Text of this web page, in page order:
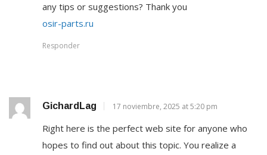
any tips or suggestions? Thank you
osir-parts.ru
Responder
GichardLag 17 noviembre, 2025 at 5:20 pm
Right here is the perfect web site for anyone who
hopes to find out about this topic. You realize a